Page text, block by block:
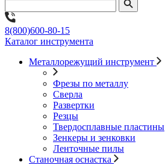
8(800)600-80-15
Каталог инструмента
Металлорежущий инструмент
Фрезы по металлу
Сверла
Развертки
Резцы
Твердосплавные пластины
Зенкеры и зенковки
Ленточные пилы
Станочная оснастка